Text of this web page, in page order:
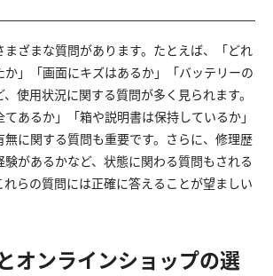
まざまな質問があります。たとえば、「どれ
か」「画面にキズはあるか」「バッテリーの
使用状況に関する質問が多く見られます。
あるか」「箱や説明書は保持しているか」
無に関する質問も重要です。さらに、修理歴
があるかなど、状態に関わる質問もされる
れらの質問には正確に答えることが望ましい
オンラインショップの選